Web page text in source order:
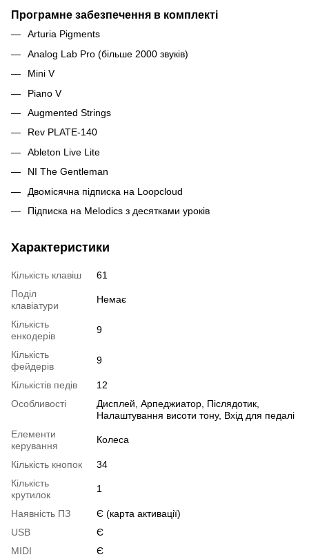
Програмне забезпечення в комплекті
Arturia Pigments
Analog Lab Pro (більше 2000 звуків)
Mini V
Piano V
Augmented Strings
Rev PLATE-140
Ableton Live Lite
NI The Gentleman
Двомісячна підписка на Loopcloud
Підписка на Melodics з десятками уроків
Характеристики
Кількість клавіш
61
Поділ
клавіатури
Немає
Кількість
енкодерів
9
Кількість
фейдерів
9
Кількістів педів
12
Особливості
Дисплей, Арпеджиатор, Післядотик,
Налаштування висоти тону, Вхід для педалі
Елементи
керування
Колеса
Кількість кнопок
34
Кількість
крутилок
1
Наявність ПЗ
Є (карта активації)
USB
Є
MIDI
Є